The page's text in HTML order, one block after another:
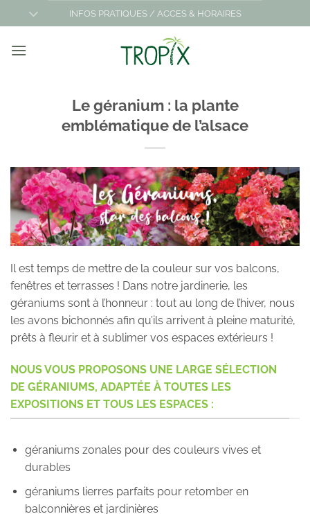
au
contenu
INFOS PRATIQUES / ACCES & HORAIRES
Le géranium : la plante
emblématique de l’alsace
Il est temps de mettre de la couleur sur vos balcons,
fenêtres et terrasses ! Dans notre jardinerie, les
géraniums sont à l’honneur : tout au long de l’hiver, nous
les avons bichonnés afin qu’ils arrivent à pleine maturité,
prêts à fleurir et à sublimer vos espaces extérieurs !
NOUS VOUS PROPOSONS UNE LARGE SÉLECTION
DE GÉRANIUMS, ADAPTÉE À TOUTES LES
EXPOSITIONS ET TOUS LES ESPACES :
géraniums zonales pour des couleurs vives et
durables
géraniums lierres parfaits pour retomber en
balconnières et jardinières